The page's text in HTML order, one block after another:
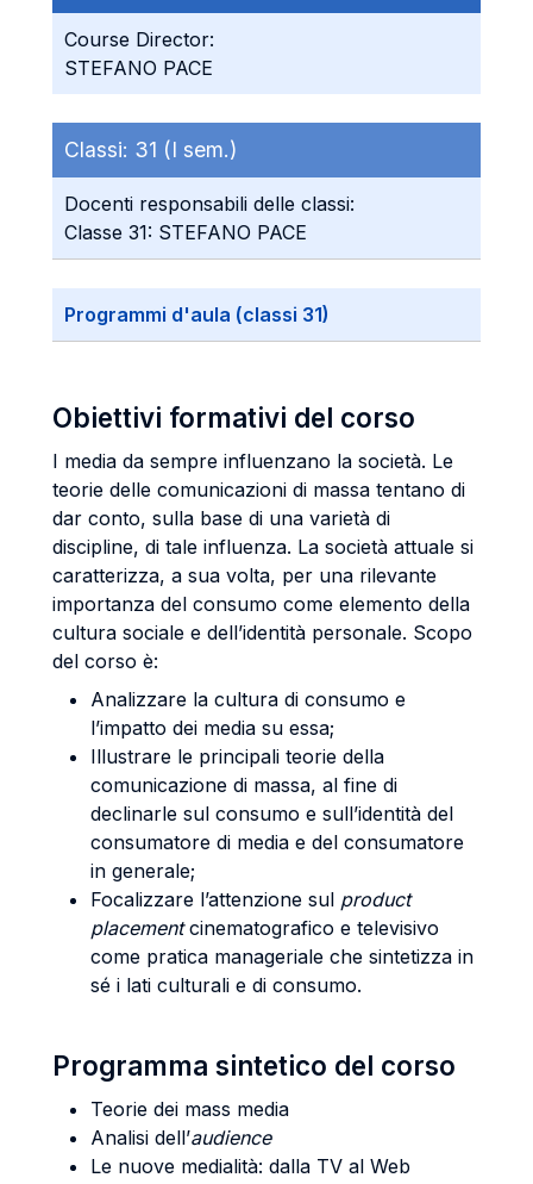
Course Director:
STEFANO PACE
Classi: 31 (I sem.)
Docenti responsabili delle classi:
Classe 31: STEFANO PACE
Programmi d'aula (classi 31)
Obiettivi formativi del corso
I media da sempre influenzano la società. Le
teorie delle comunicazioni di massa tentano di
dar conto, sulla base di una varietà di
discipline, di tale influenza. La società attuale si
caratterizza, a sua volta, per una rilevante
importanza del consumo come elemento della
cultura sociale e dell’identità personale. Scopo
del corso è:
Analizzare la cultura di consumo e
l’impatto dei media su essa;
Illustrare le principali teorie della
comunicazione di massa, al fine di
declinarle sul consumo e sull’identità del
consumatore di media e del consumatore
in generale;
Focalizzare l’attenzione sul product
placementcinematografico e televisivo
come pratica manageriale che sintetizza in
sé i lati culturali e di consumo.
Programma sintetico del corso
Teorie dei mass media
Analisi dell’audience
Le nuove medialità: dalla TV al Web